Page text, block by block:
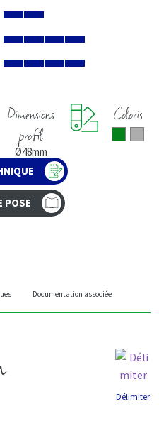
Dimensions
profil
Ø48mm
Coloris
POSE
Documentation associée
Délimiter